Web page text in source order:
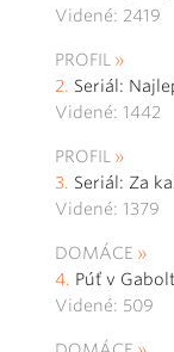
Videné: 2419
PROFIL
Seriál:
Videné: 1442
PROFIL
Seriál: Za
Videné: 1379
DOMÁCE
Púť v
Videné: 509